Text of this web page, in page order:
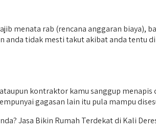
menata rab (rencana anggaran
anda tidak mesti takut akibat anda tentu
kontraktor kamu sanggup
gagasan lain itu pula mampu
Jasa Bikin Rumah Terdekat di Kali